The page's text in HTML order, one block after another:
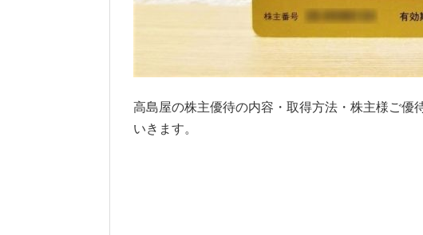
高島屋の株主優待の内容・取得方法・株主様ご優
いきます。